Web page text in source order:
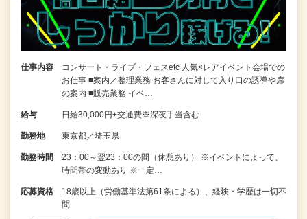
仕事内容
コンサート・ライブ・フェスetc 人気×レアイベント会場での
お仕事 ■案内／整理業務 お客さんに対して入り口の誘導や席
の案内 ■販売業務 イベ…
給与 日給30,000円+交通費※深夜手当含む
勤務地 東京都／埼玉県
勤務時間
23：00～翌23：00の間（休憩あり） ※イベントによって、
時間帯の変動あり ※一定…
応募資格
18歳以上（労働基準法第61条による）、経験・学歴は一切不
問